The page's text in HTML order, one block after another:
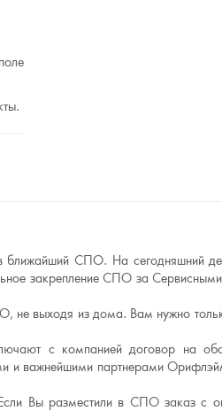
ближайший СПО. На сегодняшний
закрепление СПО за
не выходя из дома. Вам нужно
с компанией договор на
и важнейшими партнерами
Вы разместили в СПО заказ с